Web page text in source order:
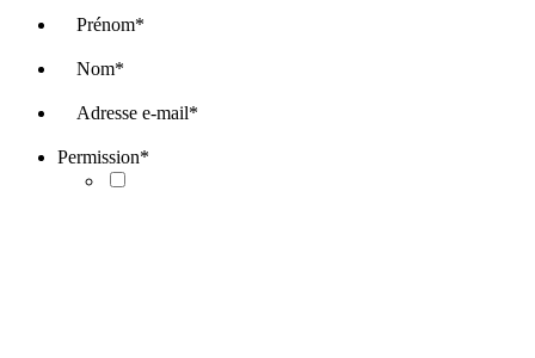
Prénom*
Nom*
Adresse e-mail*
Permission*